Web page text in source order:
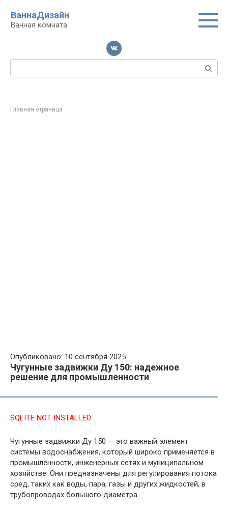
контенту
ВаннаДизайн
Ванная комната
Поиск:
Главная страница
Опубликовано: 10 сентября 2025
Чугунные задвижки Ду 150: надежное
решение для промышленности
SQLITE NOT INSTALLED
Чугунные задвижки Ду 150 — это важный элемент
системы водоснабжения, который широко применяется в
промышленности, инженерных сетях и муниципальном
хозяйстве. Они предназначены для регулирования потока
сред, таких как воды, пара, газы и других жидкостей, в
трубопроводах большого диаметра.